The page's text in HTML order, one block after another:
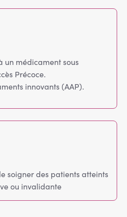
un médicament sous
Précoce.
innovants (AAP).
soigner des patients atteints
ou invalidante